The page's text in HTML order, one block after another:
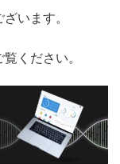
います。
ください。